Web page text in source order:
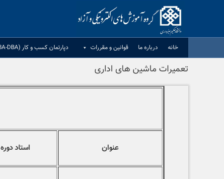
خانه درباره ما قوانين و مقررات دپارتمان کسب و کار (MBA-DBA)
تعمیرات ماشین های اداری
عنوان استاد دوره